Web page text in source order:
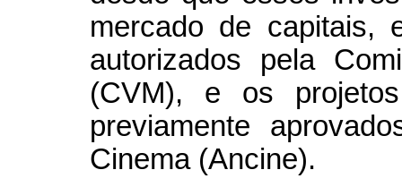
mercado de capitais,
autorizados pela
(CVM), e os
previamente
Cinema (Ancine).